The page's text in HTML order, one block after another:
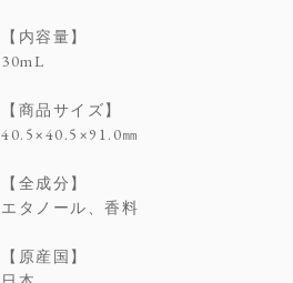
【内容量】
30mL
【商品サイズ】
40.5×40.5×91.0㎜
【全成分】
エタノール、香料
【原産国】